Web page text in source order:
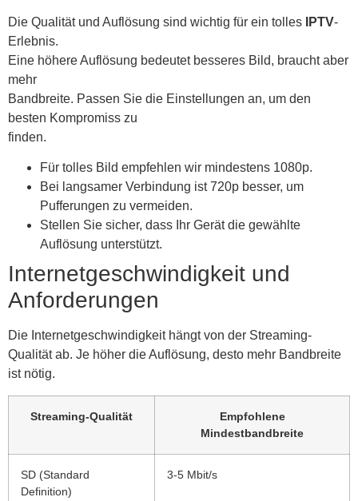
Die Qualität und Auflösung sind wichtig für ein tolles IPTV-
Erlebnis.
Eine höhere Auflösung bedeutet besseres Bild, braucht aber
mehr
Bandbreite. Passen Sie die Einstellungen an, um den
besten Kompromiss zu
finden.
Für tolles Bild empfehlen wir mindestens 1080p.
Bei langsamer Verbindung ist 720p besser, um
Pufferungen zu vermeiden.
Stellen Sie sicher, dass Ihr Gerät die gewählte
Auflösung unterstützt.
Internetgeschwindigkeit und
Anforderungen
Die Internetgeschwindigkeit hängt von der Streaming-
Qualität ab. Je höher die Auflösung, desto mehr Bandbreite
ist nötig.
Streaming-Qualität
Empfohlene
Mindestbandbreite
SD (Standard
Definition)
3-5 Mbit/s